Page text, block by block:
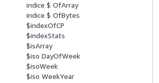
indice $ OfArray
indice $ OfBytes
$indexOfCP
$indexStats
$isArray
$iso DayOfWeek
$isoWeek
$iso WeekYear